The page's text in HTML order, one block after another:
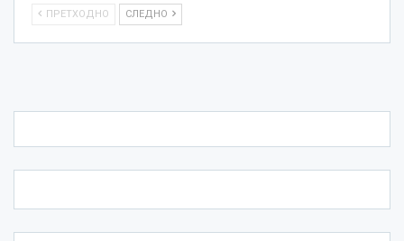
ПРЕТХОДНО СЛЕДНО